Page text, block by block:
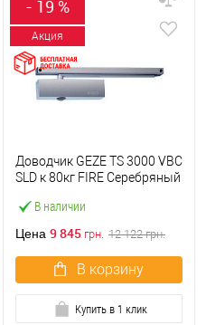
- 19 %
Акция
В наличии
Доводчик GEZE TS 3000 VBC
SLD к 80кг FIRE Серебряный
Цена 9 845 грн. 12 122грн.
В корзину
Купить в 1 клик